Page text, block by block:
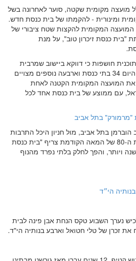
מועצה מקומית שקטה, סוער לאחרונה בשל
ומינורית - להקמתו של בית כנסת חדש.
המקומית להקצות שטח ציבורי של
"בית כנסת זיכרון טוב", על מנת
חושפות כי דווקא ביישוב שמרבית
תושביו חילוניים, הוקמו עד היום 34 בתי כנסת וארבעה נוספים מצויים
המועצה המקומית הקטנה לאחת
עם ממוצע של בית כנסת אחד לכל
"מרמורק" בתל אביב
1 פינת רחוב הוברמן בתל אביב, מול חניון היכל התרבות
ו"בית הבימה", שכן עד שנות ה-80 של המאה הקודמת צריף "בית כנסת
מרמורק", שפעל במשך 50 שנה ויותר, והפך לחלק בלתי נפרד מהנוף
הי״ד
נערך השבוע טקס הנחת אבן פינה לבית
זכרן של טלי חטואל וארבע בנותיה הי"ד.